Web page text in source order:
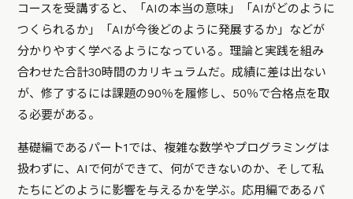
コースを受講すると、「AIの本当の意味」「AIがどのように
つくられるか」「AIが今後どのように発展するか」などが
分かりやすく学べるようになっている。理論と実践を組み
合わせた合計30時間のカリキュラムだ。成績に差は出ない
が、修了するには課題の90％を履修し、50％で合格点を取
る必要がある。
基礎編であるパート1では、複雑な数学やプログラミングは
扱わずに、AIで何ができて、何ができないのか、そして私
たちにどのように影響を与えるかを学ぶ。応用編であるパ